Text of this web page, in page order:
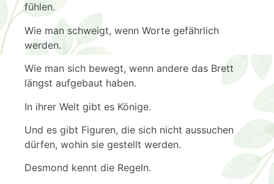
fühlen.
Wie man schweigt, wenn Worte gefährlich
werden.
Wie man sich bewegt, wenn andere das Brett
längst aufgebaut haben.
In ihrer Welt gibt es Könige.
Und es gibt Figuren, die sich nicht aussuchen
dürfen, wohin sie gestellt werden.
Desmond kennt die Regeln.